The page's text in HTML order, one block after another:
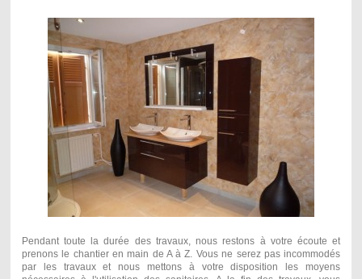
Pendant toute la durée des travaux, nous restons à votre écoute et
prenons le chantier en main de A à Z. Vous ne serez pas incommodés
par les travaux et nous mettons à votre disposition les moyens